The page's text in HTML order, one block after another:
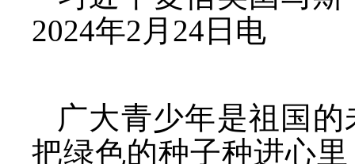
2024年2月24日电
广大青少年是祖国
把绿色的种子种进心